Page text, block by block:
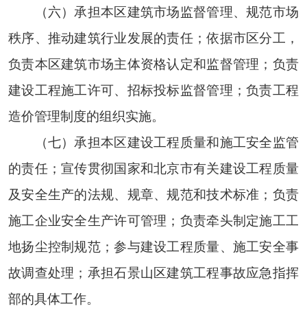
（六）承担本区建筑市场监督管理、规范市场
秩序、推动建筑行业发展的责任；依据市区分工，
负责本区建筑市场主体资格认定和监督管理；负责
建设工程施工许可、招标投标监督管理；负责工程
造价管理制度的组织实施。
（七）承担本区建设工程质量和施工安全监管
的责任；宣传贯彻国家和北京市有关建设工程质量
及安全生产的法规、规章、规范和技术标准；负责
施工企业安全生产许可管理；负责牵头制定施工工
地扬尘控制规范；参与建设工程质量、施工安全事
故调查处理；承担石景山区建筑工程事故应急指挥
部的具体工作。